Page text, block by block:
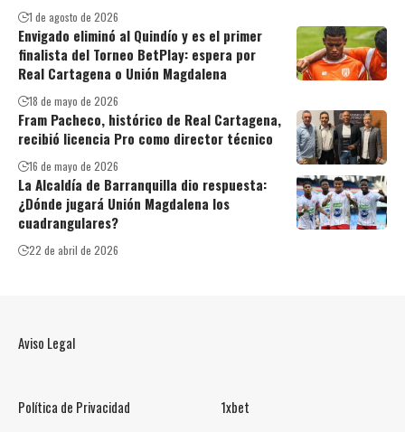
1 de agosto de 2026
Envigado eliminó al Quindío y es el primer
finalista del Torneo BetPlay: espera por
Real Cartagena o Unión Magdalena
18 de mayo de 2026
Fram Pacheco, histórico de Real Cartagena,
recibió licencia Pro como director técnico
16 de mayo de 2026
La Alcaldía de Barranquilla dio respuesta:
¿Dónde jugará Unión Magdalena los
cuadrangulares?
22 de abril de 2026
Aviso Legal
Política de Privacidad 1xbet